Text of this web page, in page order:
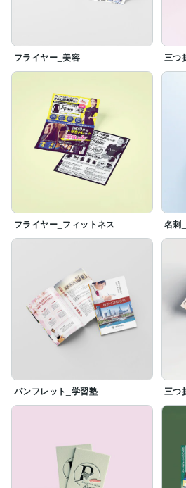
フライヤー_美容 三つ
フライヤー_フィットネス 名刺
パンフレット_学習塾 三つ